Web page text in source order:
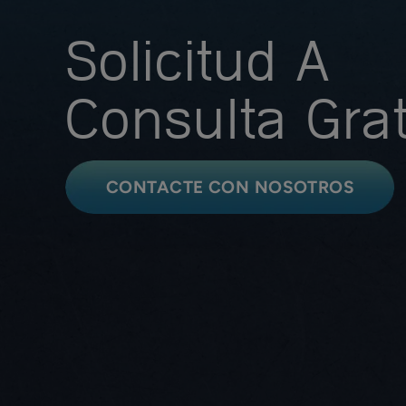
Solicitud A
Consulta
CONTACTE CON NOSOTROS